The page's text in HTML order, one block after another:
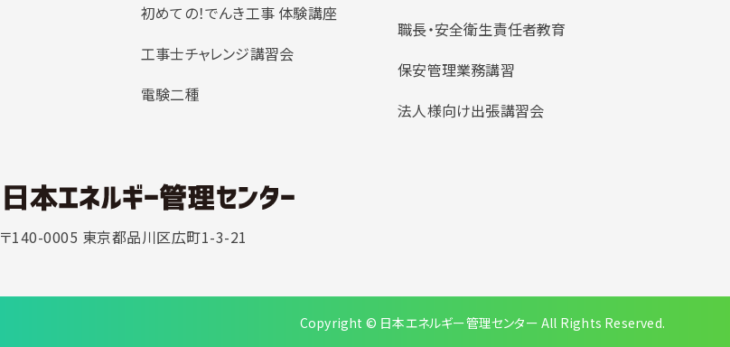
初めての！でんき工事 体験講座
工事士チャレンジ講習会
電験二種
職長・安全衛生責任者教育
保安管理業務講習
法人様向け出張講習会
〒140-0005 東京都品川区広町1-3-21
Copyright © 日本エネルギー管理センター All Rights Reserved.